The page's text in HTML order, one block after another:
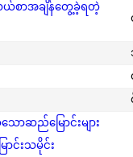
စာအချိန်တွေ့ခဲ့ရတဲ့
ာဆည်မြောင်းများ
ာင်းသမိုင်း